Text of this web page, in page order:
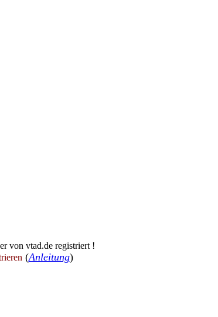
von vtad.de registriert !
(Anleitung)